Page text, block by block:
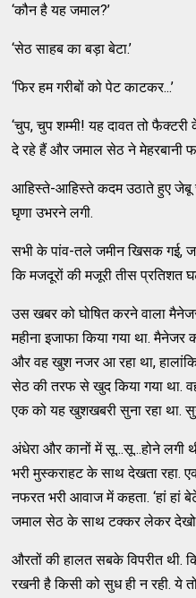
‘कौन है यह जमाल?’
‘सेठ साहब का बड़ा बेटा.’
‘फिर हम गरीबों को पेट काटकर...’
‘चुप, चुप शम्मी! यह दावत तो
दे रहे हैं और जमाल सेठ ने मेहरबानी
आहिस्ते-आहिस्ते कदम उठाते हुए
घृणा उभरने लगी.
सभी के पांव-तले जमीन खिसक गई,
कि मजदूरों की मजूरी तीस प्रतिशत
उस खबर को घोषित करने वाला
महीना इजाफा किया गया था. मैनेजर
और वह खुश नजर आ रहा था,
सेठ की तरफ से खुद किया गया था.
एक को यह खुशखबरी सुना रहा था.
अंधेरा और कानों में सू...सू...होने लगी
भरी मुस्कराहट के साथ देखता रहा.
नफरत भरी आवाज में कहता. ‘हां हां
जमाल सेठ के साथ टक्कर लेकर देखो
औरतों की हालत सबके विपरीत थी.
रखनी है किसी को सुध ही न रही. ये